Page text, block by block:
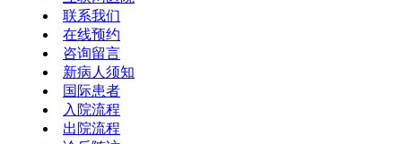
联系我们
在线预约
咨询留言
新病人须知
国际患者
入院流程
出院流程